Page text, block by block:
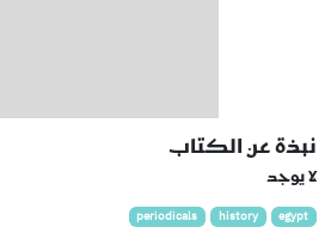
نبذة عن الكتاب
لا يوجد
egypt
history
periodicals